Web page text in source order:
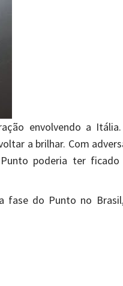
envolvendo a
a brilhar. Com
poderia ter ficado
fase do Punto no